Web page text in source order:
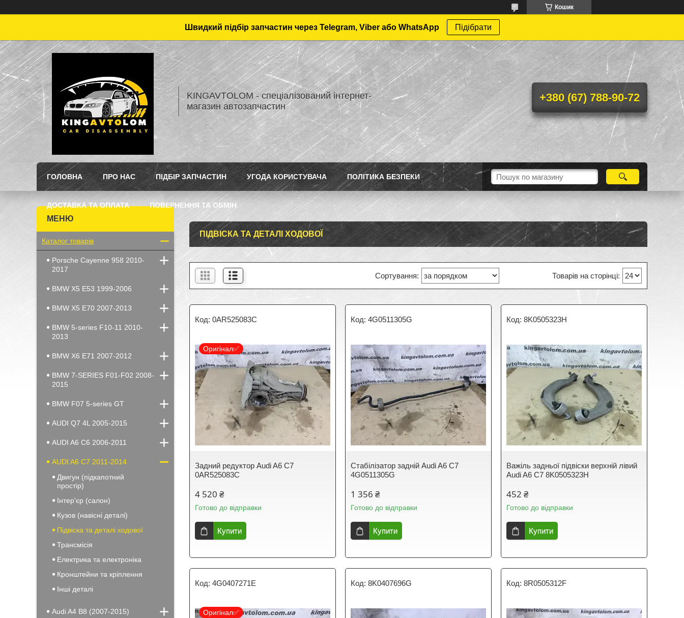
Кошик
Швидкий підбір запчастин через Telegram, Viber або WhatsApp Підібрати
KINGAVTOLOM - спеціалізований інтернет-
магазин автозапчастин
+380 (67) 788-90-72
ГОЛОВНА ПРО НАС ПІДБІР ЗАПЧАСТИН УГОДА КОРИСТУВАЧА ПОЛІТИКА БЕЗПЕКИ
ДОСТАВКА ТА ОПЛАТА ПОВЕРНЕННЯ ТА ОБМІН
ПІДВІСКА ТА ДЕТАЛІ ХОДОВОЇ
0AR525083C
Оригінал✅
Задний редуктор Audi A6 C7
0AR525083C
4 520 ₴
Готово до відправки
Купити
4G0511305G
Стабілізатор задній Audi A6 C7
4G0511305G
1 356 ₴
Готово до відправки
Купити
8K0505323H
Важіль задньої підвіски верхній лівий
Audi A6 C7 8K0505323H
452 ₴
Готово до відправки
Купити
4G0407271E
Оригінал✅
8K0407696G 8R0505312F
Каталог товарів
Porsche Cayenne 958 2010-
2017
BMW X5 E53 1999-2006
BMW X5 E70 2007-2013
BMW 5-series F10-11 2010-
2013
BMW X6 E71 2007-2012
BMW 7-SERIES F01-F02 2008-
2015
BMW F07 5-series GT
AUDI Q7 4L 2005-2015
AUDI A6 C6 2006-2011
AUDI A6 C7 2011-2014
Двигун (підкапотний
простір)
Інтер'єр (салон)
Кузов (навісні деталі)
Підвіска та деталі ходової
Трансмісія
Електрика та електроніка
Кронштейни та кріплення
Інші деталі
Audi A4 B8 (2007-2015)